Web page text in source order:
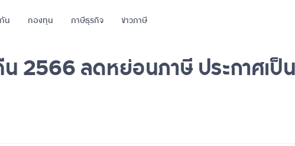
น กองทุน ภาษีธุรกิจ ข่าวภาษี
2566 ลดหย่อนภาษี ประกาศเป็